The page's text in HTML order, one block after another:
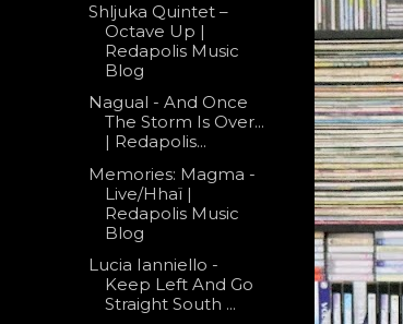
Shljuka Quintet –
Octave Up |
Redapolis Music
Blog
Nagual - And Once
The Storm Is Over...
| Redapolis...
Memories: Magma -
Live/Hhaï |
Redapolis Music
Blog
Lucia Ianniello -
Keep Left And Go
Straight South ...